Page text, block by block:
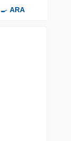
🍳 ARA